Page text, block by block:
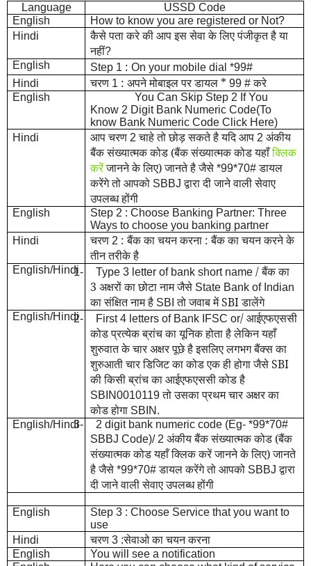
Language
USSD Code
English
How to know you are registered or Not?
Hindi
कैसे पता करे की आप इस सेवा के लिए पंजीकृत है या
नहीं?
English
Step 1 :On your mobile dial *99#
Hindi
चरण 1 :अपने मोबाइल पर डायल *99 #करे
English
You Can Skip Step 2 If You
Know 2 Digit Bank Numeric Code(To
know Bank Numeric Code Click Here)
Hindi
आप चरण2चाहे तो छोड़ सकते है यदि आप2अंकीय
बैंक संख्यात्मक कोड (बैंक संख्यात्मक कोड यहाँक्लिक
करेंजानने के लिए) जानते है जैसे*99*70#डायल
करेंगे तो आपको SBBJद्वारा दी जाने वाली सेवाए
उपलब्ध होंगी
English
Step 2 : Choose Banking Partner: Three
Ways to choose you banking partner
Hindi
चरण2 : बैंक का चयन करना : बैंक का चयन करने के
तीन तरीके है
English/Hindi1- Type 3 letter of bank short name / बैंक का
3 अक्षरों का छोटा नाम जैसे State Bank of Indian
का संक्षित नाम है SBIतो जवाब में SBI डालेंगे
English/Hindi2- First 4 letters of Bank IFSC or/ आईएफएससी
कोड प्रत्येक ब्रांच का यूनिक होता है लेकिन यहाँ
शुरुवात के चार अक्षर पूछे है इसलिए लगभग बैंक्स का
शुरुआती चार डिजिट का कोड एक ही होगा जैसे SBI
की किसी ब्रांच का आईएफएससी कोड है
SBIN0010119तो उसका प्रथम चार अक्षर का
कोड होगा SBIN.
English/Hindi3-
2 digit bank numeric code (Eg- *99*70#
SBBJ Code)/ 2अंकीय बैंक संख्यात्मक कोड (बैंक
संख्यात्मक कोड यहाँ क्लिक करें जानने के लिए) जानते
है जैसे*99*70#डायलकरेंगे तो आपको SBBJद्वारा
दी जाने वाली सेवाए उपलब्ध होंगी
English
Step 3 : Choose Service that you want to
use
Hindi
चरण3 :सेवाओ का चयन करना
English
You will see a notification